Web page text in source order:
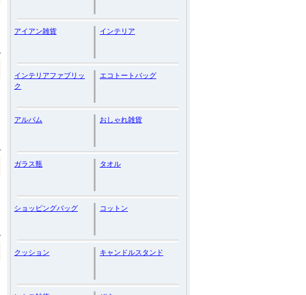
アイアン雑貨 インテリア
インテリアファブリッ
ク
エコトートバッグ
アルバム おしゃれ雑貨
ガラス瓶 タオル
ショッピングバッグ コットン
クッション キャンドルスタンド